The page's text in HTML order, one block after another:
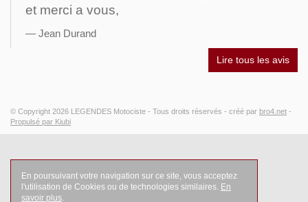
et merci a vous,
Jean Durand
Lire tous les avis
© Copyright 2026 LEGENDES Motociste - Tous droits réservés - créé par bro4.net -
Propulsé par Kiubi
En poursuivant votre navigation sur ce site, vous acceptez
l'utilisation de Cookies ou de technologies similaires. En
savoir plus